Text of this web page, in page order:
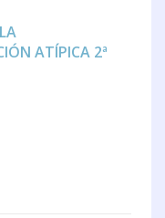
ATÍPICA 2ª